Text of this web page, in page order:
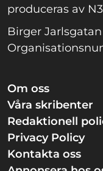
produceras av
Birger Jarlsgatan
Om oss
Våra skribenter
Redaktionell
Privacy Policy
Kontakta oss